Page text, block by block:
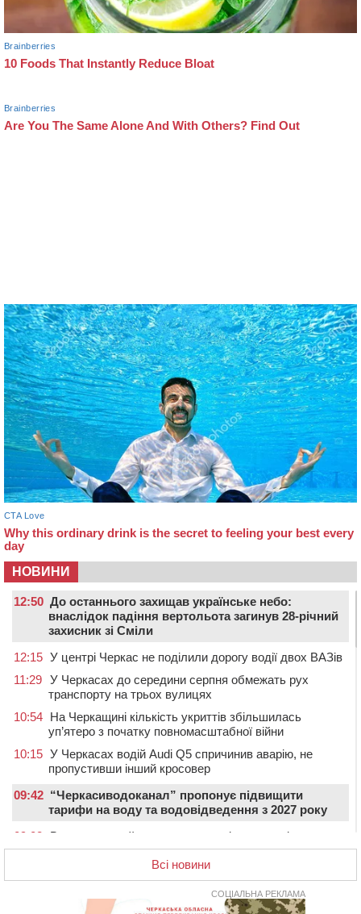
НОВИНИ
12:50 До останнього захищав українське небо:
внаслідок падіння вертольота загинув 28-річний
захисник зі Сміли
12:15 У центрі Черкас не поділили дорогу водії двох ВАЗів
11:29 У Черкасах до середини серпня обмежать рух
транспорту на трьох вулицях
10:54 На Черкащині кількість укриттів збільшилась
уп’ятеро з початку повномасштабної війни
10:15 У Черкасах водій Audi Q5 спричинив аварію, не
пропустивши інший кросовер
09:42 “Черкасиводоканал” пропонує підвищити
тарифи на воду та водовідведення з 2027 року
09:08
Встановити гойдалки, карусель і закупити іграшки: у
Черкасах просять покращити умови в дитсадку
08:22 “На щиті” у Чорнобаївську громаду повертається
полеглий біля Кліщіївки воїн
Всі новини
СОЦІАЛЬНА РЕКЛАМА